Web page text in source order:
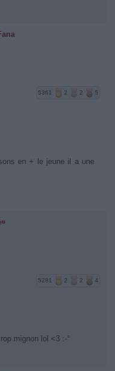
5361 2 2 5
en + le jeune il a une
5281 2 2 4
mignon lol <3 :-°